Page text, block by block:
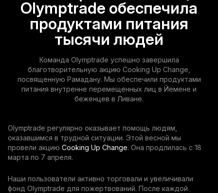
Olymptrade обеспечила
продуктами питания
тысячи людей
Команда Olymptrade успешно завершила
благотворительную акцию Cooking Up Change,
посвященную Рамадану. Мы обеспечили продуктами
питания внутренне перемещенных лиц в Йемене и
беженцев в Ливане.
Olymptrade регулярно оказывает помощь людям,
оказавшимся в трудной ситуации. Этой весной мы
провели акцию Cooking Up Change. Она продлилась с 18
марта по 7 апреля.
Наши пользователи активно торговали и увеличивали
фонд Olymptrade для пожертвований. После каждой